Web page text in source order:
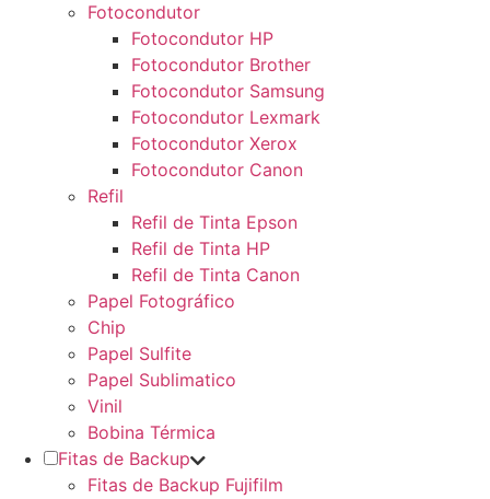
Fotocondutor
Fotocondutor HP
Fotocondutor Brother
Fotocondutor Samsung
Fotocondutor Lexmark
Fotocondutor Xerox
Fotocondutor Canon
Refil
Refil de Tinta Epson
Refil de Tinta HP
Refil de Tinta Canon
Papel Fotográfico
Chip
Papel Sulfite
Papel Sublimatico
Vinil
Bobina Térmica
Fitas de Backup
Fitas de Backup Fujifilm